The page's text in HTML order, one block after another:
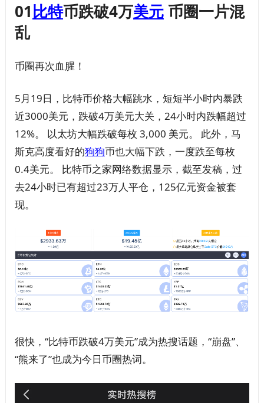
01比特币跌破4万美元币圈一片混
乱
币圈再次血腥！
5月19日，比特币价格大幅跳水，短短半小时内暴跌
近3000美元，跌破4万美元大关，24小时内跌幅超过
12%。 以太坊大幅跌破每枚 3,000 美元。 此外，马
斯克高度看好的狗狗币也大幅下跌，一度跌至每枚
0.4美元。 比特币之家网络数据显示，截至发稿，过
去24小时已有超过23万人平仓，125亿元资金被套
现。
很快，“比特币跌破4万美元”成为热搜话题，“崩盘”、
“熊来了”也成为今日币圈热词。